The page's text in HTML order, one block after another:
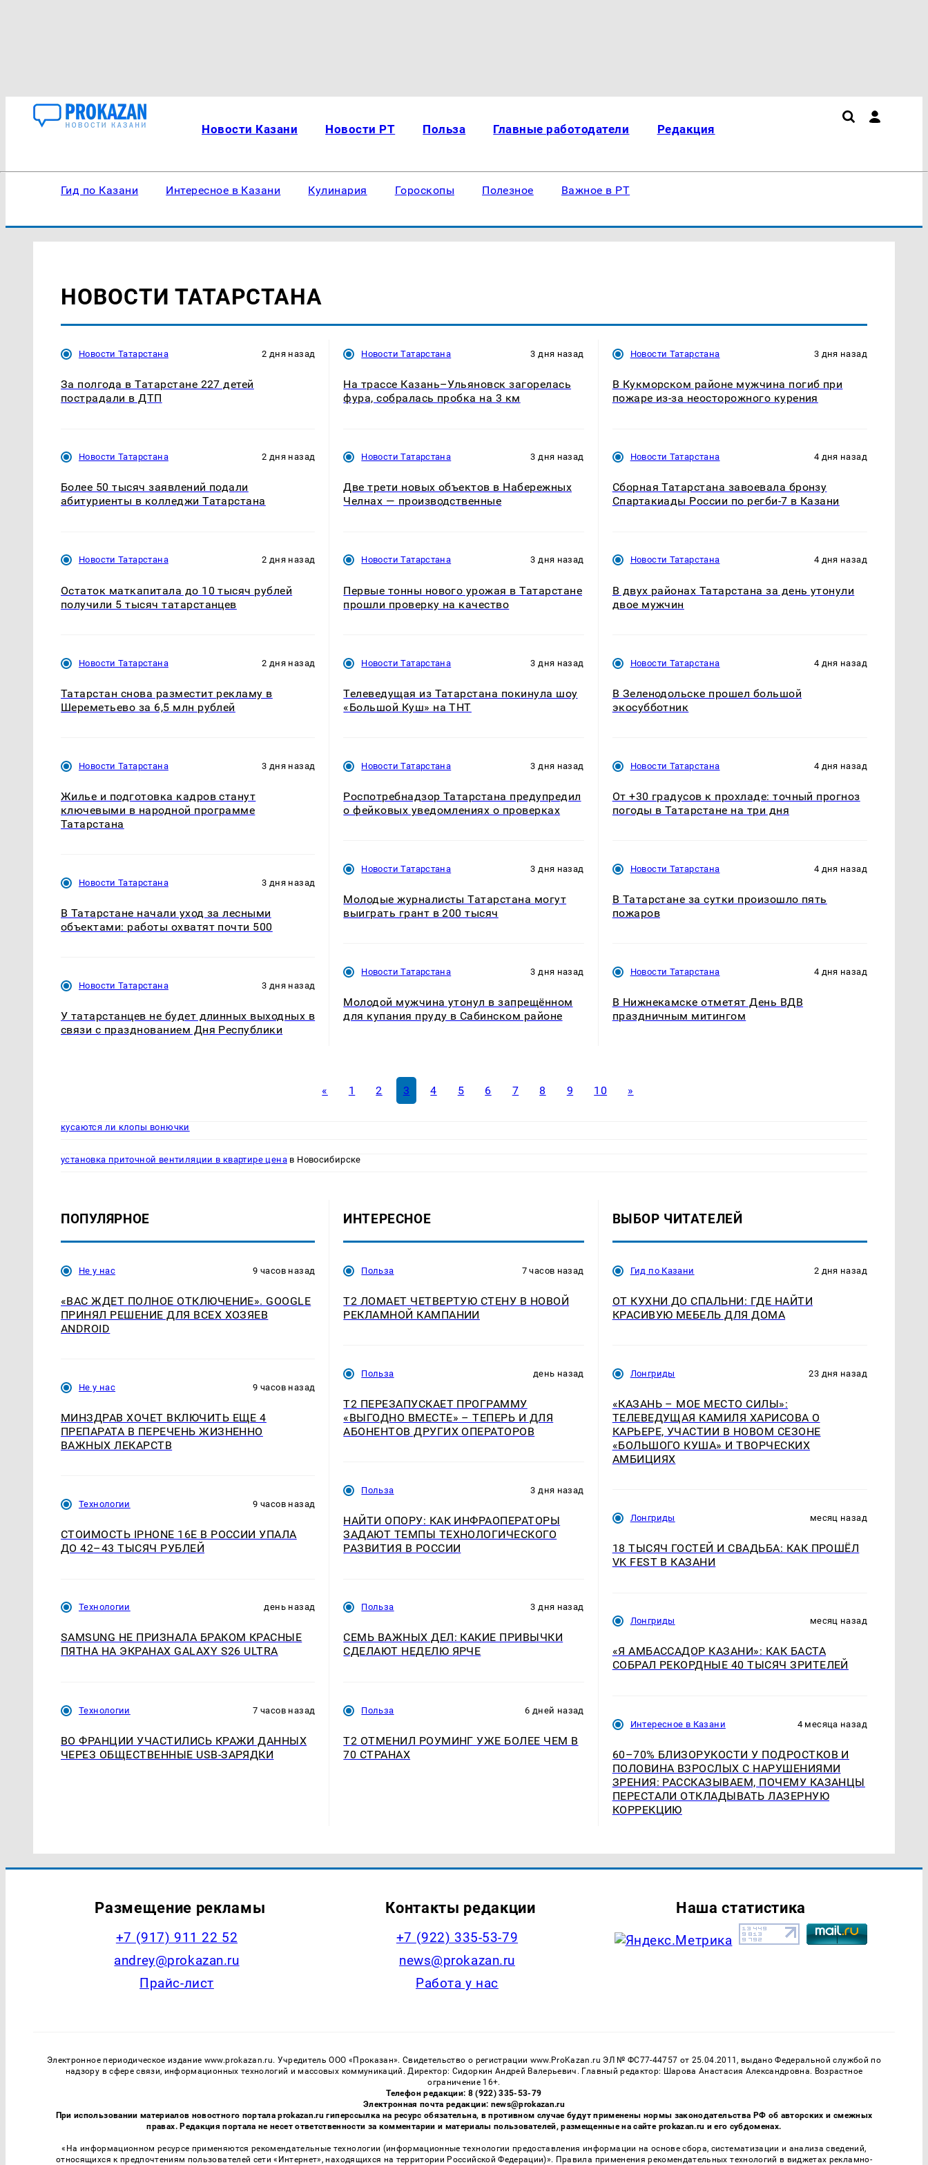
Новости Казани Новости РТ Польза Главные работодатели Редакция
Гид по Казани Интересное в Казани Кулинария Гороскопы Полезное Важное в РТ
НОВОСТИ ТАТАРСТАНА
Новости Татарстана 2 дня назад
За полгода в Татарстане 227 детей
пострадали в ДТП
Новости Татарстана 2 дня назад
Более 50 тысяч заявлений подали
абитуриенты в колледжи Татарстана
Новости Татарстана 2 дня назад
Остаток маткапитала до 10 тысяч рублей
получили 5 тысяч татарстанцев
Новости Татарстана 2 дня назад
Татарстан снова разместит рекламу в
Шереметьево за 6,5 млн рублей
Новости Татарстана 3 дня назад
Жилье и подготовка кадров станут
ключевыми в народной программе
Татарстана
Новости Татарстана 3 дня назад
В Татарстане начали уход за лесными
объектами: работы охватят почти 500
Новости Татарстана 3 дня назад
У татарстанцев не будет длинных выходных в
связи с празднованием Дня Республики
Новости Татарстана 3 дня назад
На трассе Казань–Ульяновск загорелась
фура, собралась пробка на 3 км
Новости Татарстана 3 дня назад
Две трети новых объектов в Набережных
Челнах — производственные
Новости Татарстана 3 дня назад
Первые тонны нового урожая в Татарстане
прошли проверку на качество
Новости Татарстана 3 дня назад
Телеведущая из Татарстана покинула шоу
«Большой Куш» на ТНТ
Новости Татарстана 3 дня назад
Роспотребнадзор Татарстана предупредил
о фейковых уведомлениях о проверках
Новости Татарстана 3 дня назад
Молодые журналисты Татарстана могут
выиграть грант в 200 тысяч
Новости Татарстана 3 дня назад
Молодой мужчина утонул в запрещённом
для купания пруду в Сабинском районе
Новости Татарстана 3 дня назад
В Кукморском районе мужчина погиб при
пожаре из-за неосторожного курения
Новости Татарстана 4 дня назад
Сборная Татарстана завоевала бронзу
Спартакиады России по регби-7 в Казани
Новости Татарстана 4 дня назад
В двух районах Татарстана за день утонули
двое мужчин
Новости Татарстана 4 дня назад
В Зеленодольске прошел большой
экосубботник
Новости Татарстана 4 дня назад
От +30 градусов к прохладе: точный прогноз
погоды в Татарстане на три дня
Новости Татарстана 4 дня назад
В Татарстане за сутки произошло пять
пожаров
Новости Татарстана 4 дня назад
В Нижнекамске отметят День ВДВ
праздничным митингом
« 1 2 3 4 5 6 7 8 9 10 »
кусаются ли клопы вонючки
установка приточной вентиляции в квартире ценав Новосибирске
ПОПУЛЯРНОЕ
Не у нас 9 часов назад
«ВАС ЖДЕТ ПОЛНОЕ ОТКЛЮЧЕНИЕ». GOOGLE
ПРИНЯЛ РЕШЕНИЕ ДЛЯ ВСЕХ ХОЗЯЕВ
ANDROID
Не у нас 9 часов назад
МИНЗДРАВ ХОЧЕТ ВКЛЮЧИТЬ ЕЩЕ 4
ПРЕПАРАТА В ПЕРЕЧЕНЬ ЖИЗНЕННО
ВАЖНЫХ ЛЕКАРСТВ
Технологии 9 часов назад
СТОИМОСТЬ IPHONE 16E В РОССИИ УПАЛА
ДО 42–43 ТЫСЯЧ РУБЛЕЙ
Технологии день назад
SAMSUNG НЕ ПРИЗНАЛА БРАКОМ КРАСНЫЕ
ПЯТНА НА ЭКРАНАХ GALAXY S26 ULTRA
Технологии 7 часов назад
ВО ФРАНЦИИ УЧАСТИЛИСЬ КРАЖИ ДАННЫХ
ЧЕРЕЗ ОБЩЕСТВЕННЫЕ USB-ЗАРЯДКИ
ИНТЕРЕСНОЕ
Польза 7 часов назад
Т2 ЛОМАЕТ ЧЕТВЕРТУЮ СТЕНУ В НОВОЙ
РЕКЛАМНОЙ КАМПАНИИ
Польза день назад
Т2 ПЕРЕЗАПУСКАЕТ ПРОГРАММУ
«ВЫГОДНО ВМЕСТЕ» – ТЕПЕРЬ И ДЛЯ
АБОНЕНТОВ ДРУГИХ ОПЕРАТОРОВ
Польза 3 дня назад
НАЙТИ ОПОРУ: КАК ИНФРАОПЕРАТОРЫ
ЗАДАЮТ ТЕМПЫ ТЕХНОЛОГИЧЕСКОГО
РАЗВИТИЯ В РОССИИ
Польза 3 дня назад
СЕМЬ ВАЖНЫХ ДЕЛ: КАКИЕ ПРИВЫЧКИ
СДЕЛАЮТ НЕДЕЛЮ ЯРЧЕ
Польза 6 дней назад
Т2 ОТМЕНИЛ РОУМИНГ УЖЕ БОЛЕЕ ЧЕМ В
70 СТРАНАХ
ВЫБОР ЧИТАТЕЛЕЙ
Гид по Казани 2 дня назад
ОТ КУХНИ ДО СПАЛЬНИ: ГДЕ НАЙТИ
КРАСИВУЮ МЕБЕЛЬ ДЛЯ ДОМА
Лонгриды 23 дня назад
«КАЗАНЬ – МОЕ МЕСТО СИЛЫ»:
ТЕЛЕВЕДУЩАЯ КАМИЛЯ ХАРИСОВА О
КАРЬЕРЕ, УЧАСТИИ В НОВОМ СЕЗОНЕ
«БОЛЬШОГО КУША» И ТВОРЧЕСКИХ
АМБИЦИЯХ
Лонгриды месяц назад
18 ТЫСЯЧ ГОСТЕЙ И СВАДЬБА: КАК ПРОШЁЛ
VK FEST В КАЗАНИ
Лонгриды месяц назад
«Я АМБАССАДОР КАЗАНИ»: КАК БАСТА
СОБРАЛ РЕКОРДНЫЕ 40 ТЫСЯЧ ЗРИТЕЛЕЙ
Интересное в Казани 4 месяца назад
60–70% БЛИЗОРУКОСТИ У ПОДРОСТКОВ И
ПОЛОВИНА ВЗРОСЛЫХ С НАРУШЕНИЯМИ
ЗРЕНИЯ: РАССКАЗЫВАЕМ, ПОЧЕМУ КАЗАНЦЫ
ПЕРЕСТАЛИ ОТКЛАДЫВАТЬ ЛАЗЕРНУЮ
КОРРЕКЦИЮ
Размещение рекламы
+7 (917) 911 22 52
andrey@prokazan.ru
Прайс-лист
Контакты редакции
+7 (922) 335-53-79
news@prokazan.ru
Работа у нас
Наша статистика
Электронное периодическое издание www.prokazan.ru. Учредитель ООО «Проказан». Cвидетельство о регистрации www.ProKazan.ru ЭЛ № ФС77-44757 от 25.04.2011, выдано Федеральной службой по
надзору в сфере связи, информационных технологий и массовых коммуникаций. Директор: Сидоркин Андрей Валерьевич. Главный редактор: Шарова Анастасия Александровна. Возрастное
ограничение 16+.
Телефон редакции: 8 (922) 335-53-79
Электронная почта редакции: news@prokazan.ru
При использовании материалов новостного портала prokazan.ru гиперссылка на ресурс обязательна, в противном случае будут применены нормы законодательства РФ об авторских и смежных
правах. Редакция портала не несет ответственности за комментарии и материалы пользователей, размещенные на сайте prokazan.ru и его субдоменах.
«На информационном ресурсе применяются рекомендательные технологии (информационные технологии предоставления информации на основе сбора, систематизации и анализа сведений,
относящихся к предпочтениям пользователей сети «Интернет», находящихся на территории Российской Федерации)». Правила применения рекомендательных технологий в виджетах рекламно-